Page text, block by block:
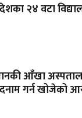
२४ वटा
आँखा
गर्न खोजेको